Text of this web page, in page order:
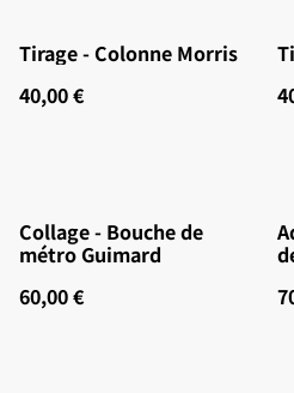
Tirage - Colonne Morris
40,00 €
Collage - Bouche de
métro Guimard
60,00 €